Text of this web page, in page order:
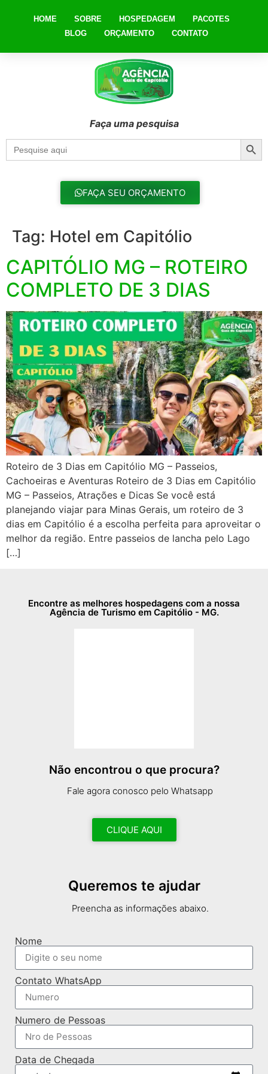
HOME SOBRE HOSPEDAGEM
PACOTES
BLOG
ORÇAMENTO CONTATO
Faça uma pesquisa
Search
for:
FAÇA SEU ORÇAMENTO
Tag: Hotel em Capitólio
CAPITÓLIO MG – ROTEIRO
COMPLETO DE 3 DIAS
Roteiro de 3 Dias em Capitólio MG – Passeios,
Cachoeiras e Aventuras Roteiro de 3 Dias em Capitólio
MG – Passeios, Atrações e Dicas Se você está
planejando viajar para Minas Gerais, um roteiro de 3
dias em Capitólio é a escolha perfeita para aproveitar o
melhor da região. Entre passeios de lancha pelo Lago
[…]
Encontre as melhores hospedagens com a nossa
Agência de Turismo em Capitólio - MG.
Não encontrou o que procura?
Fale agora conosco pelo Whatsapp
CLIQUE AQUI
Queremos te ajudar
Preencha as informações abaixo.
Nome
Contato WhatsApp
Numero de Pessoas
Data de Chegada